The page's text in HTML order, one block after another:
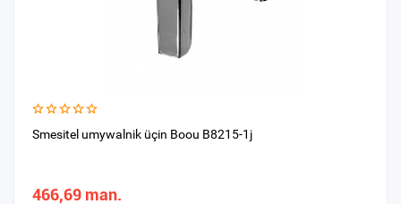
Smesitel umywalnik üçin Boou B8215-1j
466,69 man.